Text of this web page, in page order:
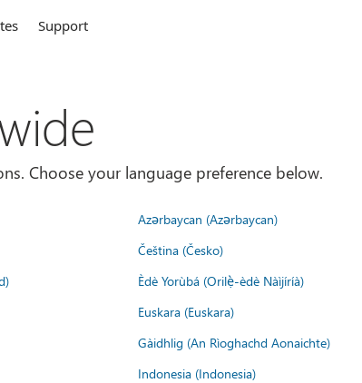
Support
Choose your language preference below.
Azərbaycan (Azərbaycan)
Čeština (Česko)
Èdè Yorùbá (Orilẹ̀-èdè Nàìjíríà)
Euskara (Euskara)
Gàidhlig (An Rìoghachd Aonaichte)
Indonesia (Indonesia)